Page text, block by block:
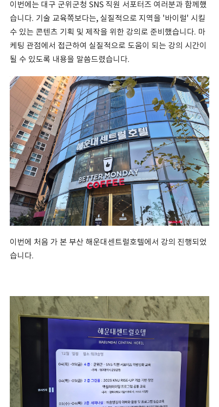
이번에는 대구 군위군청 SNS 직원 서포터즈 여러분과 함께했
습니다. 기술 교육쪽보다는, 실질적으로 지역을 '바이럴' 시킬
수 있는 콘텐츠 기획 및 제작을 위한 강의로 준비했습니다. 마
케팅 관점에서 접근하여 실질적으로 도움이 되는 강의 시간이
될 수 있도록 내용을 말씀드렸습니다.
이번에 처음 가 본 부산 해운대센트럴호텔에서 강의 진행되었
습니다.